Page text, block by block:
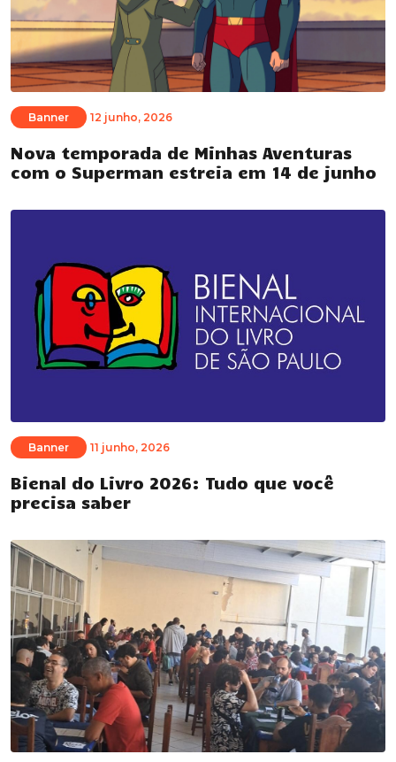
Banner 12 junho, 2026
Nova temporada de Minhas Aventuras
com o Superman estreia em 14 de junho
Banner 11 junho, 2026
Bienal do Livro 2026: Tudo que você
precisa saber